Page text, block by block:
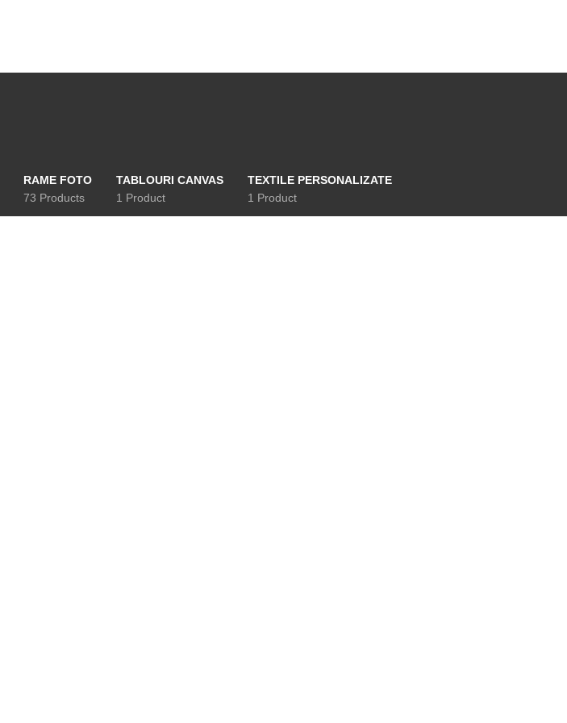
RAME FOTO
73 Products
TABLOURI CANVAS
1 Product
TEXTILE PERSONALIZATE
1 Product